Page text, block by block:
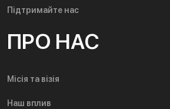
Підтримайте нас
ПРО НАС
Місія та візія
Наш вплив